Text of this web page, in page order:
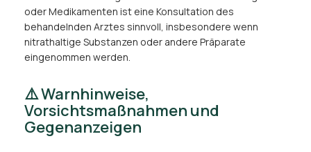
oder Medikamenten ist eine Konsultation des
behandelnden Arztes sinnvoll, insbesondere wenn
nitrathaltige Substanzen oder andere Präparate
eingenommen werden.
⚠️ Warnhinweise,
Vorsichtsmaßnahmen und
Gegenanzeigen